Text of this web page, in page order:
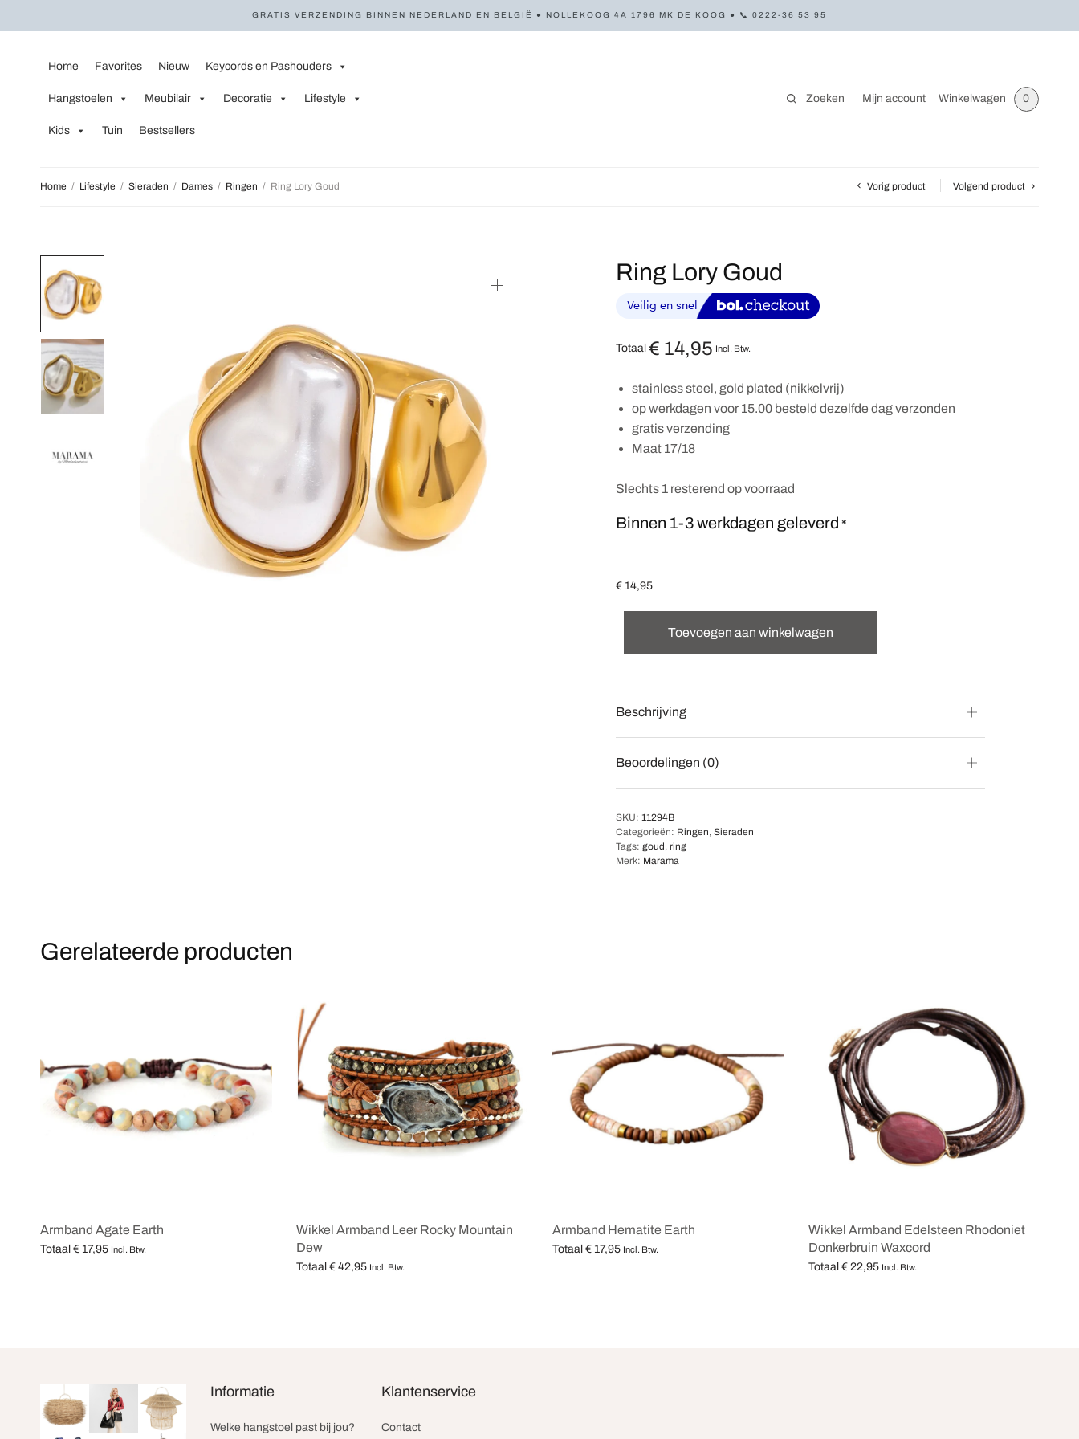
GRATIS VERZENDING BINNEN NEDERLAND EN BELGIË ● NOLLEKOOG 4A 1796 MK DE KOOG ● 📞 0222-36 53 95
Home Favorites Nieuw Keycords en Pashouders
Hangstoelen Meubilair Decoratie Lifestyle
Kids Tuin Bestsellers
Zoeken Mijn account Winkelwagen 0
Home / Lifestyle / Sieraden / Dames / Ringen / Ring Lory Goud Vorig product Volgend product
Ring Lory Goud
Totaal € 14,95 Incl. Btw.
stainless steel, gold plated (nikkelvrij)
op werkdagen voor 15.00 besteld dezelfde dag verzonden
gratis verzending
Maat 17/18
Slechts 1 resterend op voorraad
Binnen 1-3 werkdagen geleverd *
€ 14,95
Toevoegen aan winkelwagen
Beschrijving
Beoordelingen (0)
SKU: 11294B
Categorieën: Ringen, Sieraden
Tags: goud, ring
Merk: Marama
Gerelateerde producten
Armband Agate Earth
Totaal € 17,95 Incl. Btw.
Wikkel Armband Leer Rocky Mountain
Dew
Totaal € 42,95 Incl. Btw.
Armband Hematite Earth
Totaal € 17,95 Incl. Btw.
Wikkel Armband Edelsteen Rhodoniet
Donkerbruin Waxcord
Totaal € 22,95 Incl. Btw.
Informatie
Welke hangstoel past bij jou?
Klantenservice
Contact